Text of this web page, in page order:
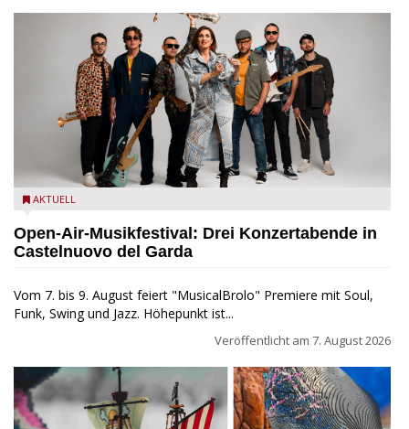
Castelnuovo del Garda: Die "Dirotta su Cuba" zu Gast beim
AKTUELL
Open-Air-Musikfestival: Drei Konzertabende in
Castelnuovo del Garda
Vom 7. bis 9. August feiert "MusicalBrolo" Premiere mit Soul,
Funk, Swing und Jazz. Höhepunkt ist...
Veröffentlicht am 7. August 2026